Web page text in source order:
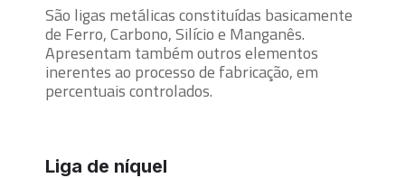
São ligas metálicas constituídas basicamente
de Ferro, Carbono, Silício e Manganês.
Apresentam também outros elementos
inerentes ao processo de fabricação, em
percentuais controlados.
Liga de níquel